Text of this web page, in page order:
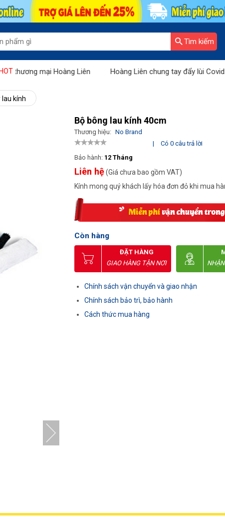
Tìm kiếm
mại Hoàng Liên Hoàng Liên chung tay đẩy lùi Covid:
lau kính
Bộ bông lau kính 40cm
Thương hiệu: No Brand
|
Có 0 câu trả lời
Bảo hành: 12 Tháng
Liên hệ(Giá chưa bao gồm VAT)
Kính mong quý khách lấy hóa đơn đỏ khi mua
Còn hàng
ĐẶT HÀNG
GIAO HÀNG TẬN NƠI
Chính sách vận chuyển và giao nhận
Chính sách bảo trì, bảo hành
Cách thức mua hàng